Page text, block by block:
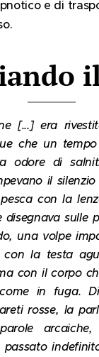
e di
[...] era
che un
odore di
il
con la
sulle
una volpe
la testa
con il corpo
in fuga.
rosse, la